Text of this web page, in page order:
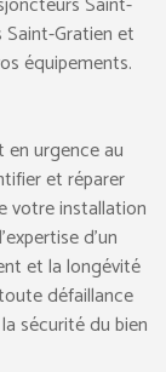
Saint-Gratien et
équipements.
en urgence au
et réparer
votre installation
d’un
et la longévité
défaillance
sécurité du bien